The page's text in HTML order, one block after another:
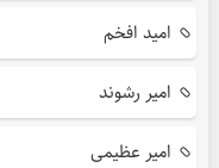
امید افخم
امیر رشوند
امیر عظیمی